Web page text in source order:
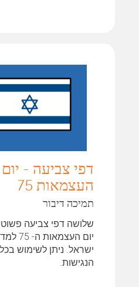
דפי צביעה - יום
העצמאות 75
תמיכה דיבור
שלושה דפי צביעה
יום העצמאות
ישראל. ניתן לשימוש
הנגישות.